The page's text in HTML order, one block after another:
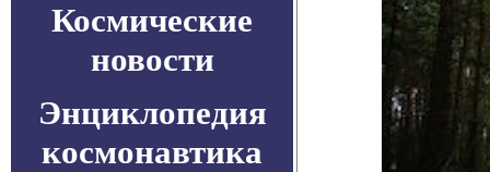
Космические
новости
Энциклопедия
космонавтика